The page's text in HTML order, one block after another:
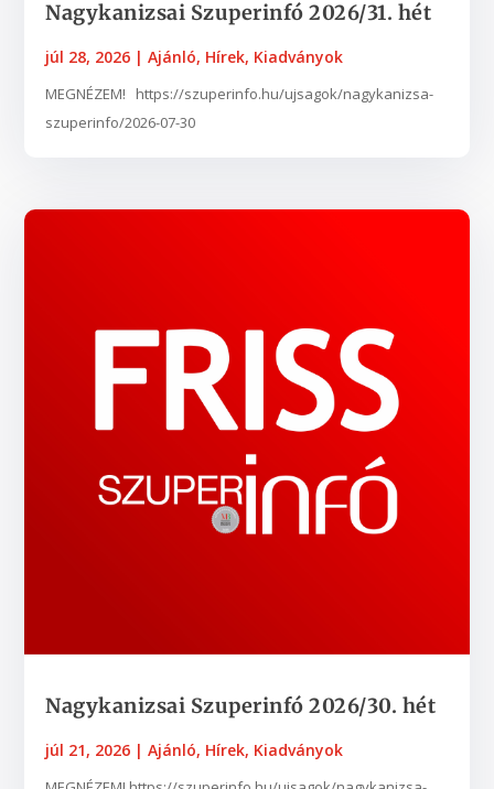
Nagykanizsai Szuperinfó 2026/31. hét
júl 28, 2026 |Ajánló, Hírek, Kiadványok
MEGNÉZEM! https://szuperinfo.hu/ujsagok/nagykanizsa-
szuperinfo/2026-07-30
Nagykanizsai Szuperinfó 2026/30. hét
júl 21, 2026 |Ajánló, Hírek, Kiadványok